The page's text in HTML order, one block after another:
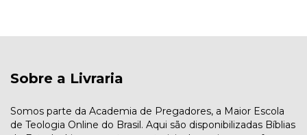
Sobre a Livraria
Somos parte da Academia de Pregadores, a Maior Escola
de Teologia Online do Brasil. Aqui são disponibilizadas Bíblias